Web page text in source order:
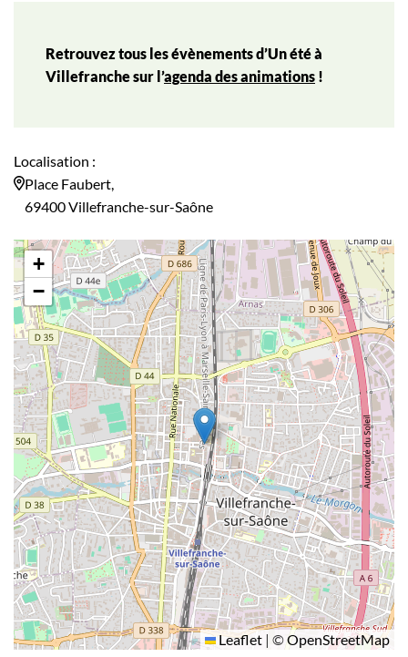
Retrouvez tous les évènements d’Un été à
Villefranche sur l’agenda des animations !
Localisation :
Place Faubert,
69400 Villefranche-sur-Saône
+
−
Leaflet | ©OpenStreetMap